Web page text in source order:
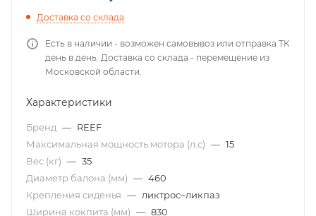
Доставка со склада
Есть в наличии - возможен самовывоз или отправка ТК
день в день. Доставка со склада - перемещение из
Московской области.
Характеристики
Бренд — REEF
Максимальная мощность мотора (л.с) — 15
Вес (кг) — 35
Диаметр балона (мм) — 460
Крепления сиденья — ликтрос–ликпаз
Ширина кокпита (мм) — 830